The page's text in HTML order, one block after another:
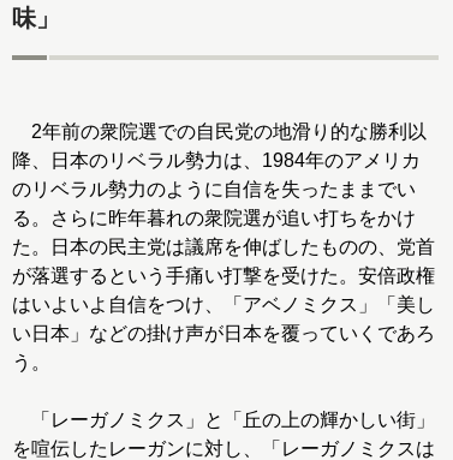
味」
2年前の衆院選での自民党の地滑り的な勝利以
降、日本のリベラル勢力は、1984年のアメリカ
のリベラル勢力のように自信を失ったままでい
る。さらに昨年暮れの衆院選が追い打ちをかけ
た。日本の民主党は議席を伸ばしたものの、党首
が落選するという手痛い打撃を受けた。安倍政権
はいよいよ自信をつけ、「アベノミクス」「美し
い日本」などの掛け声が日本を覆っていくであろ
う。
「レーガノミクス」と「丘の上の輝かしい街」
を喧伝したレーガンに対し、「レーガノミクスは